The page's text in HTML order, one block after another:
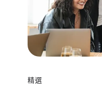
精選